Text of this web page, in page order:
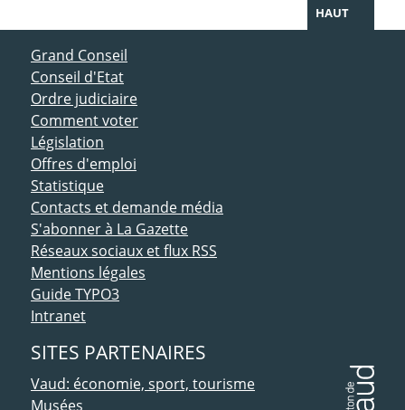
HAUT
ACCÈS DIRECT
Grand Conseil
Conseil d'Etat
Ordre judiciaire
Comment voter
Législation
Offres d'emploi
Statistique
Contacts et demande média
S'abonner à La Gazette
Réseaux sociaux et flux RSS
Mentions légales
Guide TYPO3
Intranet
SITES PARTENAIRES
Vaud: économie, sport, tourisme
Musées